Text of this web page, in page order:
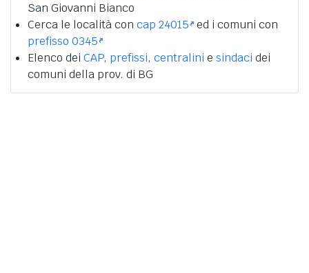
San Giovanni Bianco
Cerca le località con cap 24015 ed i comuni con
prefisso 0345
Elenco dei CAP, prefissi, centralini e sindaci dei
comuni della prov. di BG